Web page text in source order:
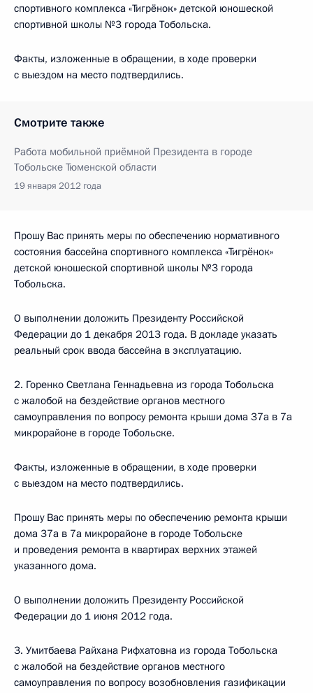
спортивного комплекса «Тигрёнок» детской юношеской
спортивной школы №3 города Тобольска.
Факты, изложенные в обращении, в ходе проверки
с выездом на место подтвердились.
Смотрите также
Работа мобильной приёмной Президента в городе
Тобольске Тюменской области
19 января 2012 года
Прошу Вас принять меры по обеспечению нормативного
состояния бассейна спортивного комплекса «Тигрёнок»
детской юношеской спортивной школы №3 города
Тобольска.
О выполнении доложить Президенту Российской
Федерации до 1 декабря 2013 года. В докладе указать
реальный срок ввода бассейна в эксплуатацию.
2. Горенко Светлана Геннадьевна из города Тобольска
с жалобой на бездействие органов местного
самоуправления по вопросу ремонта крыши дома 37а в 7а
микрорайоне в городе Тобольске.
Факты, изложенные в обращении, в ходе проверки
с выездом на место подтвердились.
Прошу Вас принять меры по обеспечению ремонта крыши
дома 37а в 7а микрорайоне в городе Тобольске
и проведения ремонта в квартирах верхних этажей
указанного дома.
О выполнении доложить Президенту Российской
Федерации до 1 июня 2012 года.
3. Умитбаева Райхана Рифхатовна из города Тобольска
с жалобой на бездействие органов местного
самоуправления по вопросу возобновления газификации